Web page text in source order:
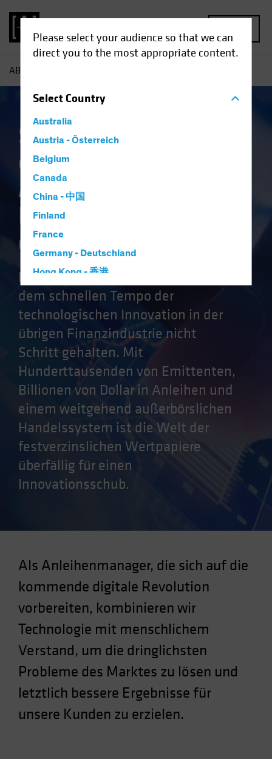
Please select your audience so that we can
direct you to the most appropriate content.
SelectCountry
Australia
Austria - Österreich
Belgium
Canada
China - 中国
Finland
France
Germany - Deutschland
Hong Kong - 香港
Hungary
Iceland
Italy - Italia
Japan - 日本
Latin America
Luxembourg and Other EMEA
Netherlands
New Zealand
Norway
Other Asia-Pacific
Poland
Sweden
Switzerland
Taiwan - 台灣
UK
United States (US Citizens)
US (Non-US Citizens/NRC)
AB
Schneller, smarter,
effizienter:
Anleihen-
Investment wird
digital
Festverzinsliche Anlagen haben mit
dem schnellen Tempo der
technologischen Innovation in der
übrigen Finanzindustrie nicht
Schritt gehalten. Mit
Hunderttausenden von Emittenten,
Billionen von Dollar in Anleihen und
einem weitgehend außerbörslichen
Handelssystem ist die Welt der
festverzinslichen Wertpapiere
überfällig für einen
Innovationsschub.
Als Anleihenmanager, die sich auf die
kommende digitale Revolution
vorbereiten, kombinieren wir
Technologie mit menschlichem
Verstand, um die dringlichsten
Probleme des Marktes zu lösen und
letztlich bessere Ergebnisse für
unsere Kunden zu erzielen.